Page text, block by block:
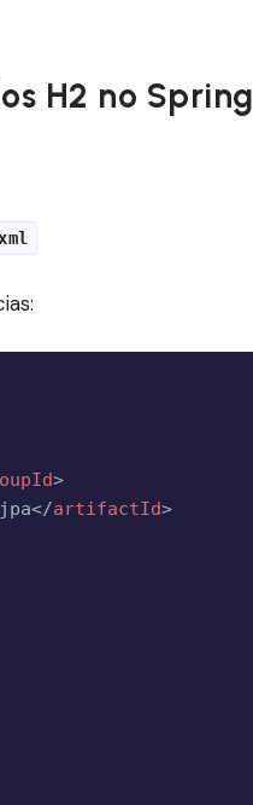
H2 no Spring
>
</artifactId>